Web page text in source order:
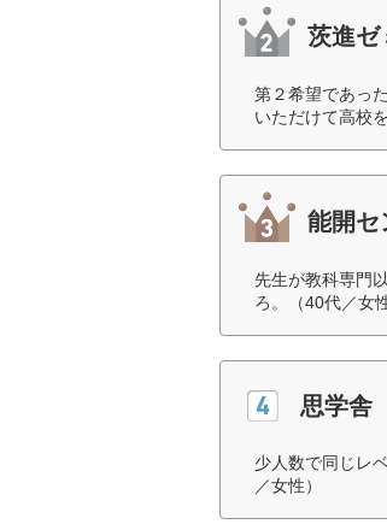
茨進ゼ
第２希望であっ
いただけて高校
能開セ
先生が教科専門
ろ。（40代／女性
思学舎
少人数で同じレ
／女性）